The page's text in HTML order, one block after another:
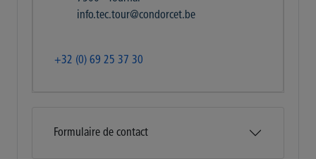
info.tec.tour@condorcet.be
+32 (0) 69 25 37 30
Formulaire de contact